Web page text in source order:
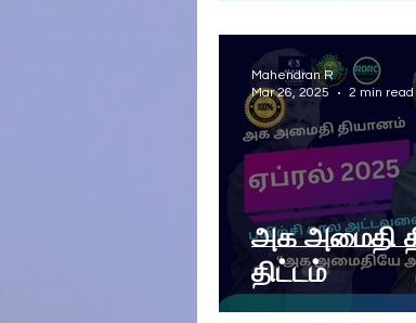
அக அமைதி
திட்டம்
Mahendran R
Mar 26, 2025
2 min read